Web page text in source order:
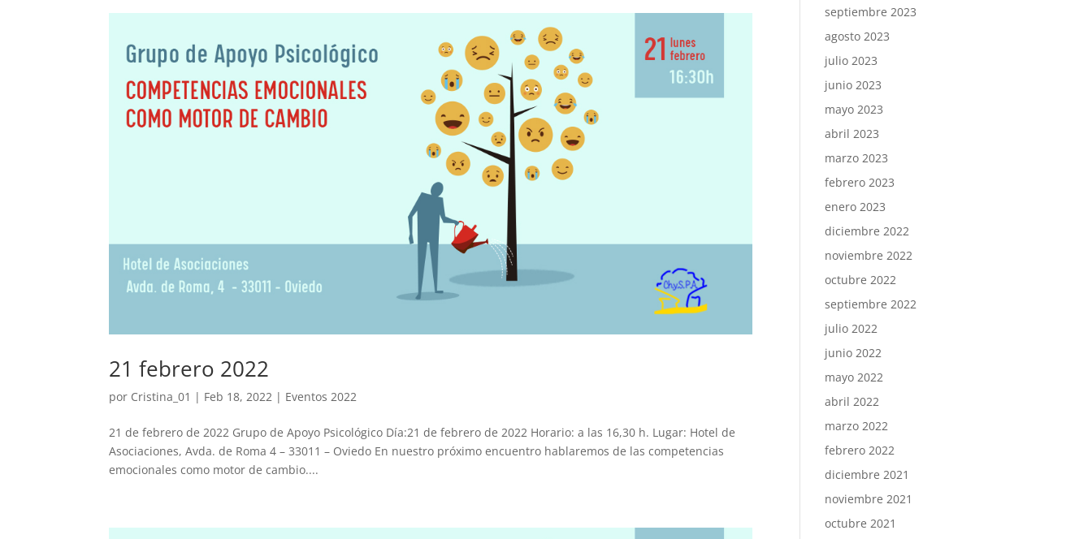
21 febrero 2022
por Cristina_01 | Feb 18, 2022 | Eventos 2022
21 de febrero de 2022 Grupo de Apoyo Psicológico Día:21 de febrero de 2022 Horario: a las 16,30 h. Lugar: Hotel de
Asociaciones, Avda. de Roma 4 – 33011 – Oviedo En nuestro próximo encuentro hablaremos de las competencias
emocionales como motor de cambio....
septiembre 2023
agosto 2023
julio 2023
junio 2023
mayo 2023
abril 2023
marzo 2023
febrero 2023
enero 2023
diciembre 2022
noviembre 2022
octubre 2022
septiembre 2022
julio 2022
junio 2022
mayo 2022
abril 2022
marzo 2022
febrero 2022
diciembre 2021
noviembre 2021
octubre 2021